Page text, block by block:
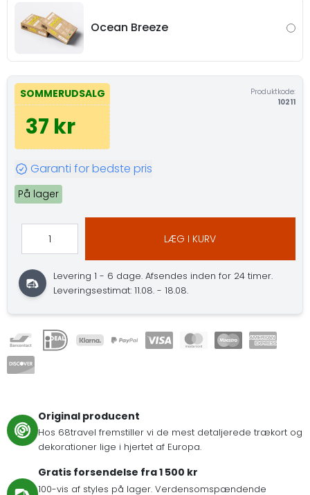
Ocean Breeze
SOMMERUDSALG
37 kr
Produktkode:
10211
Garanti for bedste pris
På lager
LÆG I KURV
Levering 1 - 6 dage.Afsendes inden for 24 timer.
Leveringsestimat: 11.08. - 18.08.
Original producent
Hos 68travel fremstiller vi de mest detaljerede trækort og
dekorationer lige i hjertet af Europa.
Gratis forsendelse fra 1 500 kr
100-vis af styles på lager. Verdensomspændende